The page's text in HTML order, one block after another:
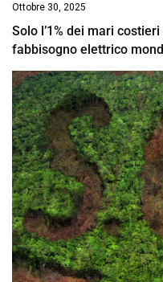
Ottobre 30, 2025
Solo l’1% dei mari
fabbisogno elettrico